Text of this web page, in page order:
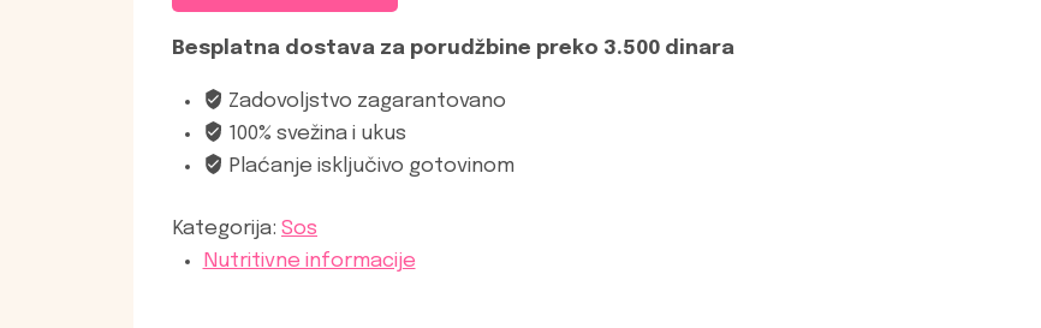
Besplatna dostava za porudžbine preko 3.500 dinara
Zadovoljstvo zagarantovano
100% svežina i ukus
Plaćanje isključivo gotovinom
Kategorija: Sos
Nutritivne informacije